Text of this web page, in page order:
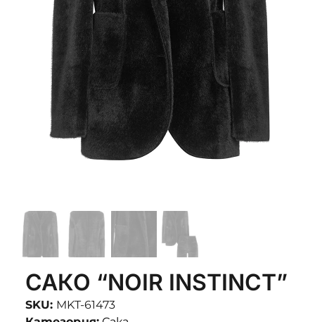
САКО “NOIR INSTINCT”
SKU: MKT-61473